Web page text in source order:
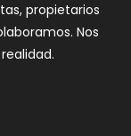
propietarios
Nos